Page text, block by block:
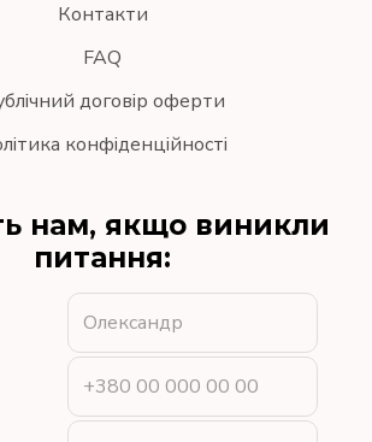
Контакти
FAQ
договір оферти
конфіденційності
нам, якщо виникли
питання: